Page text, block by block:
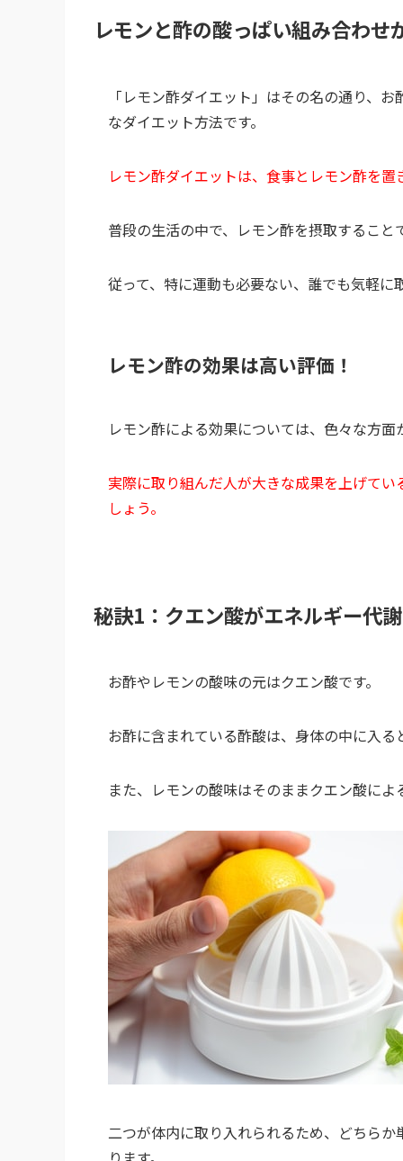
レモンと酢の酸っぱい組み合わせ
「レモン酢ダイエット」はその名の通り、
なダイエット方法です。
レモン酢ダイエットは、食事とレモン酢を
普段の生活の中で、レモン酢を摂取するこ
従って、特に運動も必要ない、誰でも気軽に
レモン酢の効果は高い評価！
レモン酢による効果については、色々な方
実際に取り組んだ人が大きな成果を上げて
しょう。
秘訣1：クエン酸がエネルギー代
お酢やレモンの酸味の元はクエン酸です。
お酢に含まれている酢酸は、身体の中に入
また、レモンの酸味はそのままクエン酸によ
二つが体内に取り入れられるため、どちら